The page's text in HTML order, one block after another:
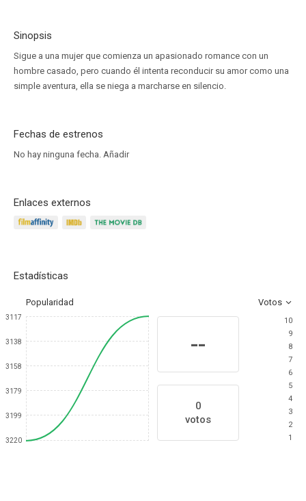
Sinopsis
Sigue a una mujer que comienza un apasionado romance con un
hombre casado, pero cuando él intenta reconducir su amor como una
simple aventura, ella se niega a marcharse en silencio.
Fechas de estrenos
No hay ninguna fecha. Añadir
Enlaces externos
Estadísticas
Popularidad Votos
3117
3138
3158
3179
3199
3220
--
0
votos
10
9
8
7
6
5
4
3
2
1